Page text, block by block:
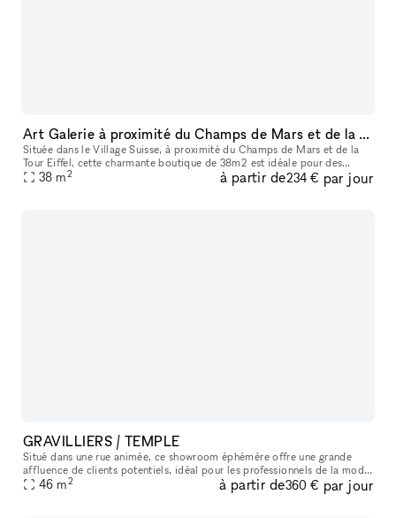
Art Galerie à proximité du Champs de Mars et de la Tour Eiffel -idéale pour des expositions d'arts modernes ou anciens, sculptures, antiquaires ou autre showroom
Située dans le Village Suisse, à proximité du Champs de Mars et de la
Tour Eiffel, cette charmante boutique de 38m2 est idéale pour des
expositions d'arts modernes ou anciens, sculptures, antiquaires
38 m2 à partir de234 € par jour
GRAVILLIERS / TEMPLE
Situé dans une rue animée, ce showroom éphémère offre une grande
affluence de clients potentiels, idéal pour les professionnels de la mode
et du retail. Sa polyvalence en fait l'endroit parfait pour
46 m2 à partir de360 € par jour